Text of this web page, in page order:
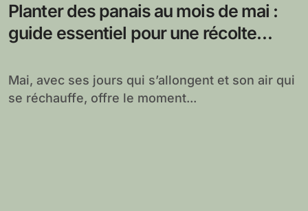
Planter des panais au mois de mai :
guide essentiel pour une récolte
Mai, avec ses jours qui s’allongent et son air qui
se réchauffe, offre le moment...